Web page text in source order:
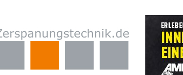
Zerspanungstechnik.de